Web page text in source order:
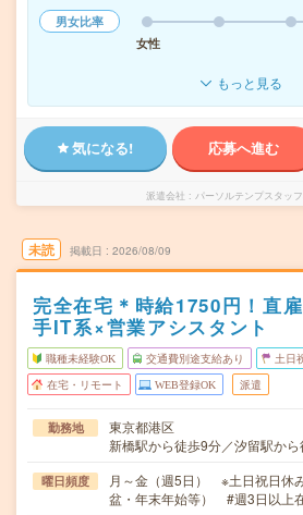
男女比率
女性
もっと見る
気になる! 応募へ進む
派遣会社 パーソルテンプスタッ
未読 掲載日 2026/08/09
完全在宅＊時給1750円！直
手IT系×営業アシスタント
職種未経験OK 交通費別途支給あり 土日
在宅・リモート WEB登録OK 派遣
勤務地
東京都港区
新橋駅から徒歩9分／汐留駅か
曜日頻度
月～金（週5日） ※土日祝日休
盆・年末年始等） #週3日以上